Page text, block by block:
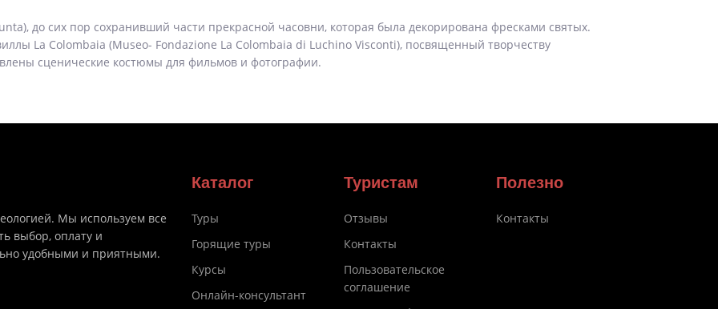
до сих пор сохранивший части прекрасной часовни, которая была декорирована фресками святых.
La Colombaia (Museo- Fondazione La Colombaia di Luchino Visconti), посвященный творчеству
сценические костюмы для фильмов и фотографии.
Мы используем все
выбор, оплату и
удобными и приятными.
Каталог
Туры
Горящие туры
Курсы
Онлайн-консультант
Туристам
Отзывы
Контакты
Пользовательское
соглашение
Полезно
Контакты